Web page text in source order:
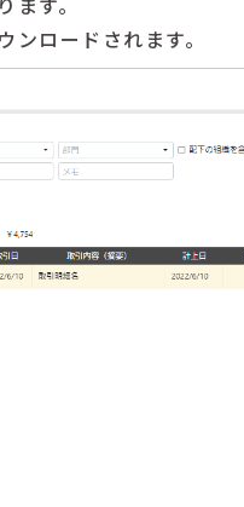
ロードされます。